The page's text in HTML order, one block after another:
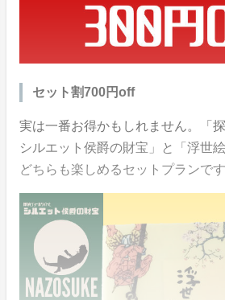
セット割700円off
実は一番お得かもしれません。「
シルエット侯爵の財宝」と「浮世
どちらも楽しめるセットプランです